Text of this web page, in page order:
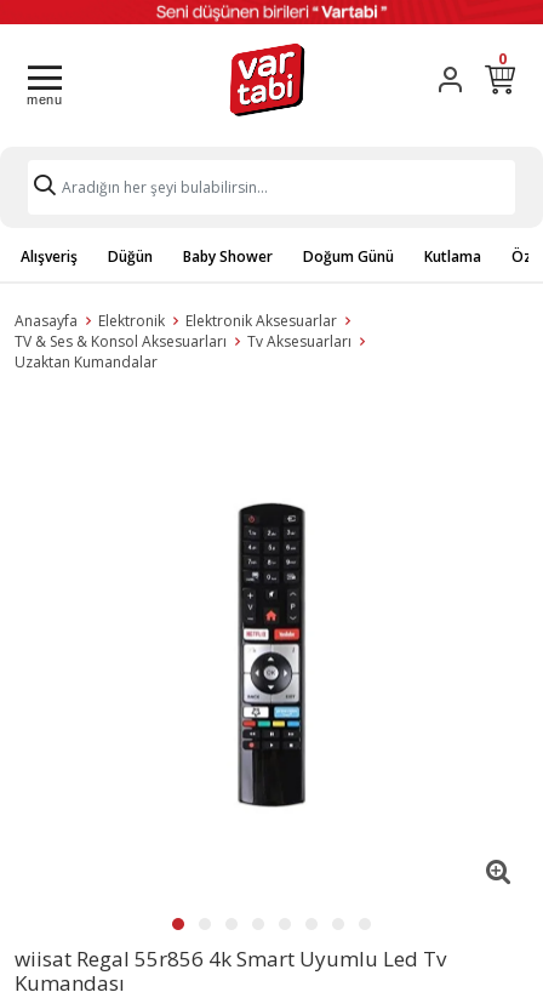
0
Alışveriş Düğün Baby Shower Doğum Günü Kutlama
Anasayfa Elektronik
Elektronik Aksesuarlar
TV & Ses & Konsol Aksesuarları
Tv Aksesuarları
Uzaktan Kumandalar
wiisat Regal 55r856 4k Smart Uyumlu Led Tv
Kumandası